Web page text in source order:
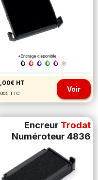
,00€ HT
,00€ TTC Voir
Encreur Trodat
Numéroteur 4836